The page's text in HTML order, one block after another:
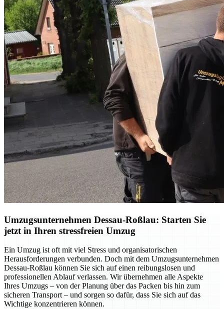
Umzugsunternehmen Dessau-Roßlau: Starten Sie
jetzt in Ihren stressfreien Umzug
Ein Umzug ist oft mit viel Stress und organisatorischen
Herausforderungen verbunden. Doch mit dem Umzugsunternehmen
Dessau-Roßlau können Sie sich auf einen reibungslosen und
professionellen Ablauf verlassen. Wir übernehmen alle Aspekte
Ihres Umzugs – von der Planung über das Packen bis hin zum
sicheren Transport – und sorgen so dafür, dass Sie sich auf das
Wichtige konzentrieren können.